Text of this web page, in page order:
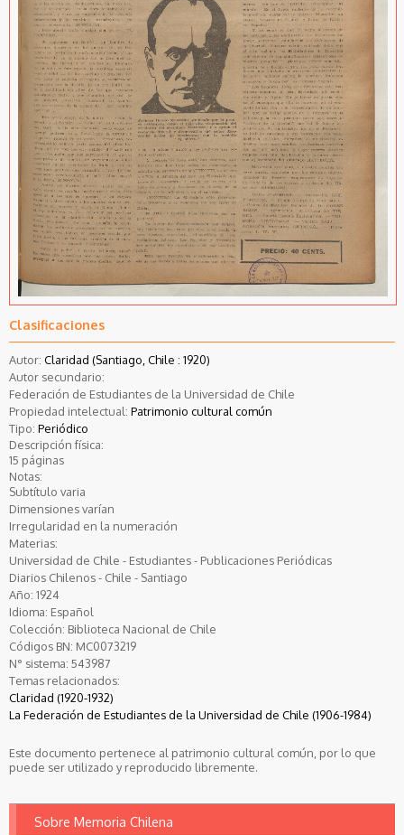
Clasificaciones
Autor: Claridad (Santiago, Chile : 1920)
Autor secundario:
Federación de Estudiantes de la Universidad de Chile
Propiedad intelectual: Patrimonio cultural común
Tipo: Periódico
Descripción física:
15 páginas
Notas:
Subtítulo varia
Dimensiones varían
Irregularidad en la numeración
Materias:
Universidad de Chile - Estudiantes - Publicaciones Periódicas
Diarios Chilenos - Chile - Santiago
Año: 1924
Idioma: Español
Colección: Biblioteca Nacional de Chile
Códigos BN: MC0073219
N° sistema: 543987
Temas relacionados:
Claridad (1920-1932)
La Federación de Estudiantes de la Universidad de Chile (1906-1984)
Este documento pertenece al patrimonio cultural común, por lo que
puede ser utilizado y reproducido libremente.
Sobre Memoria Chilena